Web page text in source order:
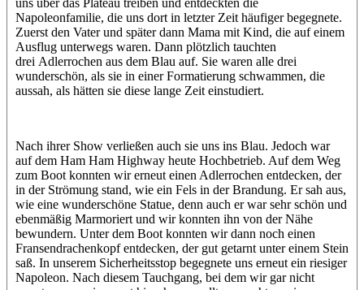
Napoleonfamilie, die uns dort in letzter Zeit häufiger begegnete.
Zuerst den Vater und später dann Mama mit Kind, die auf einem
Ausflug unterwegs waren. Dann plötzlich tauchten
drei Adlerrochen aus dem Blau auf. Sie waren alle drei
wunderschön, als sie in einer Formatierung schwammen, die
aussah, als hätten sie diese lange Zeit einstudiert.
Nach ihrer Show verließen auch sie uns ins Blau. Jedoch war
auf dem Ham Ham Highway heute Hochbetrieb. Auf dem Weg
zum Boot konnten wir erneut einen Adlerrochen entdecken, der
in der Strömung stand, wie ein Fels in der Brandung. Er sah aus,
wie eine wunderschöne Statue, denn auch er war sehr schön und
ebenmäßig Marmoriert und wir konnten ihn von der Nähe
bewundern. Unter dem Boot konnten wir dann noch einen
Fransendrachenkopf entdecken, der gut getarnt unter einem Stein
saß. In unserem Sicherheitsstop begegnete uns erneut ein riesiger
Napoleon. Nach diesem Tauchgang, bei dem wir gar nicht